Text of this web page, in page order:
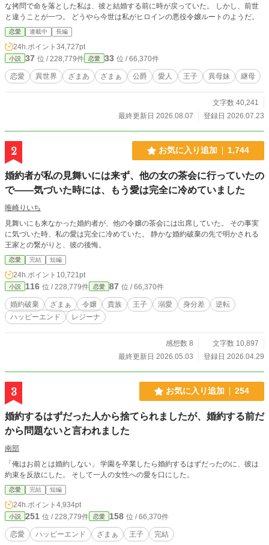
な拷問で命を落とした私は、彼と結婚する前に時が戻っていた。 しかし、前世
と違うことが一つ。 どうやら今世は私がヒロインの悪役令嬢ルートのようだ。
恋愛 連載中 長編
24h.ポイント 34,727pt
小説 37 位 / 228,779件 恋愛 33 位 / 66,370件
恋愛 異世界 ざまあ ざまぁ 公爵 愛人 王子 異母妹 継母
文字数 40,241
最終更新日 2026.08.07
登録日 2026.07.23
2 お気に入り追加 1,744
婚約者が私の見舞いには来ず、他の女の茶会に行っていたの
で――気づいた時には、もう愛は完全に冷めていました
唯崎りいち
見舞いにも来なかった婚約者が、他の令嬢の茶会には出席していた。 その事実
に気づいた時、私の愛は完全に冷めていた。 静かな婚約破棄の先で明かされる
王家との繋がりと、彼の後悔。
恋愛 完結 短編
24h.ポイント 10,721pt
小説 116 位 / 228,779件 恋愛 87 位 / 66,370件
婚約破棄 ざまぁ 令嬢 貴族 王子 溺愛 身分差
逆転
ハッピーエンド
レジーナ
感想数 8
文字数 10,897
最終更新日 2026.05.03
登録日 2026.04.29
3 お気に入り追加 254
婚約するはずだった人から捨てられましたが、婚約する前だ
から問題ないと言われました
南部
「俺はお前とは婚約しない」 学園を卒業したら婚約するはずだったのに、彼は
約束を反故にした。 そして一人の女性への愛を口にした。
恋愛 完結 短編
24h.ポイント 4,934pt
小説 251 位 / 228,779件 恋愛 158 位 / 66,370件
恋愛 ハッピーエンド ざまぁ 王子 完結